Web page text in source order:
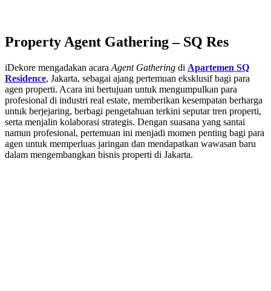
Property Agent Gathering – SQ Res
iDekore mengadakan acara Agent Gathering di Apartemen SQ
Residence, Jakarta, sebagai ajang pertemuan eksklusif bagi para
agen properti. Acara ini bertujuan untuk mengumpulkan para
profesional di industri real estate, memberikan kesempatan berharga
untuk berjejaring, berbagi pengetahuan terkini seputar tren properti,
serta menjalin kolaborasi strategis. Dengan suasana yang santai
namun profesional, pertemuan ini menjadi momen penting bagi para
agen untuk memperluas jaringan dan mendapatkan wawasan baru
dalam mengembangkan bisnis properti di Jakarta.